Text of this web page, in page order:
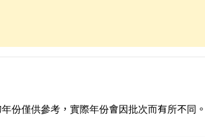
份僅供參考，實際年份會因批次而有所不同